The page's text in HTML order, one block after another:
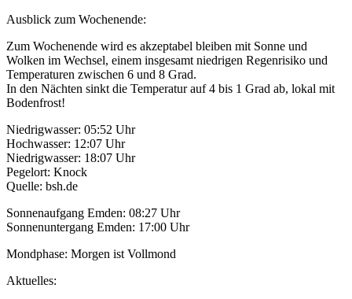
Ausblick zum Wochenende:
Zum Wochenende wird es akzeptabel bleiben mit Sonne und
Wolken im Wechsel, einem insgesamt niedrigen Regenrisiko und
Temperaturen zwischen 6 und 8 Grad.
In den Nächten sinkt die Temperatur auf 4 bis 1 Grad ab, lokal mit
Bodenfrost!
Niedrigwasser: 05:52 Uhr
Hochwasser: 12:07 Uhr
Niedrigwasser: 18:07 Uhr
Pegelort: Knock
Quelle: bsh.de
Sonnenaufgang Emden: 08:27 Uhr
Sonnenuntergang Emden: 17:00 Uhr
Mondphase: Morgen ist Vollmond
Aktuelles: